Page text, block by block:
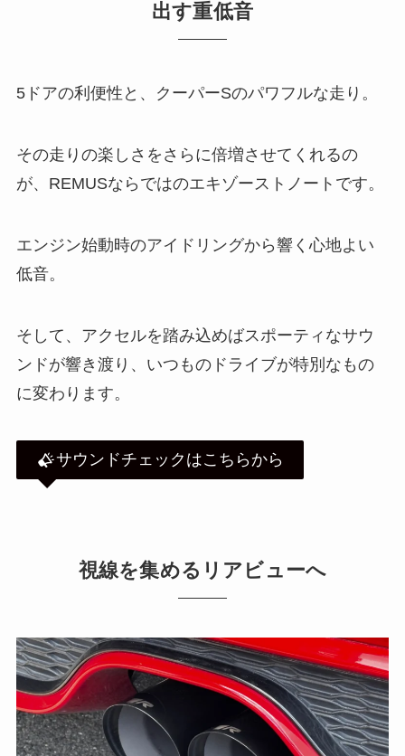
出す重低音
5ドアの利便性と、クーパーSのパワフルな走り。
その走りの楽しさをさらに倍増させてくれるの
が、REMUSならではのエキゾーストノートです。
エンジン始動時のアイドリングから響く心地よい
低音。
そして、アクセルを踏み込めばスポーティなサウ
ンドが響き渡り、いつものドライブが特別なもの
に変わります。
サウンドチェックはこちらから
視線を集めるリアビューへ